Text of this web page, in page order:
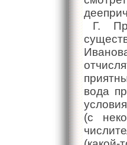
Г.
вода
(с